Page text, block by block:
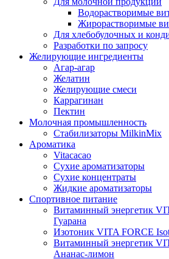
Водорастворимые
Жирорастворимые
Для хлебобулочных и
Разработки по запросу
Желирующие ингредиенты
Агар-агар
Желатин
Желирующие смеси
Каррагинан
Пектин
Молочная промышленность
Стабилизаторы MilkinMix
Ароматика
Vitacacao
Сухие ароматизаторы
Сухие концентраты
Жидкие ароматизаторы
Спортивное питание
Витаминный энергетик
Гуарана
Изотоник VITA FORCE
Витаминный энергетик
Ананас-лимон